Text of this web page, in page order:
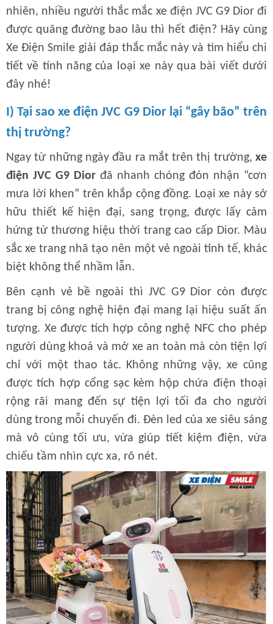
nhiên, nhiều người thắc mắc xe điện JVC G9 Dior đi
được quãng đường bao lâu thì hết điện? Hãy cùng
Xe Điện Smile giải đáp thắc mắc này và tìm hiểu chi
tiết về tính năng của loại xe này qua bài viết dưới
đây nhé!
I) Tại sao xe điện JVC G9 Dior lại “gây bão” trên
thị trường?
Ngay từ những ngày đầu ra mắt trên thị trường, xe
điện JVC G9 Dior đã nhanh chóng đón nhận “cơn
mưa lời khen” trên khắp cộng đồng. Loại xe này sở
hữu thiết kế hiện đại, sang trọng, được lấy cảm
hứng từ thương hiệu thời trang cao cấp Dior. Màu
sắc xe trang nhã tạo nên một vẻ ngoài tinh tế, khác
biệt không thể nhầm lẫn.
Bên cạnh vẻ bề ngoài thì JVC G9 Dior còn được
trang bị công nghệ hiện đại mang lại hiệu suất ấn
tượng. Xe được tích hợp công nghệ NFC cho phép
người dùng khoá và mở xe an toàn mà còn tiện lợi
chỉ với một thao tác. Không những vậy, xe cũng
được tích hợp cổng sạc kèm hộp chứa điện thoại
rộng rãi mang đến sự tiện lợi tối đa cho người
dùng trong mỗi chuyến đi. Đèn led của xe siêu sáng
mà vô cùng tối ưu, vừa giúp tiết kiệm điện, vừa
chiếu tầm nhìn cực xa, rõ nét.